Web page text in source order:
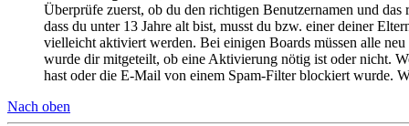
Überprüfe zuerst, ob du den richtigen Benutzernamen und
dass du unter 13 Jahre alt bist, musst du bzw. einer deiner
vielleicht aktiviert werden. Bei einigen Boards müssen alle
wurde dir mitgeteilt, ob eine Aktivierung nötig ist oder nicht.
hast oder die E-Mail von einem Spam-Filter blockiert wurde.
Nach oben